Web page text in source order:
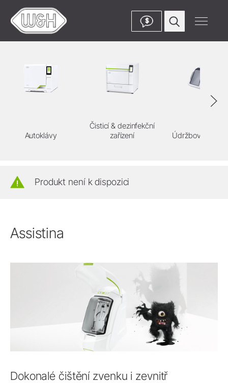
$
Autoklávy
Čisticí & dezinfekční
zařízení
Údržbové
Produkt není k dispozici
Assistina
Dokonalé čištění zvenku i zevnitř